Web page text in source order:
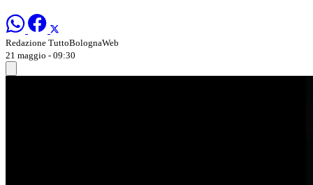
Redazione TuttoBolognaWeb
21 maggio - 09:30